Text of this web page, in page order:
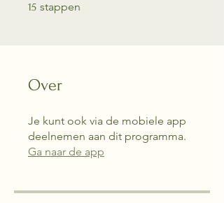
15 stappen
Over
Je kunt ook via de mobiele app
deelnemen aan dit programma.
Ga naar de app